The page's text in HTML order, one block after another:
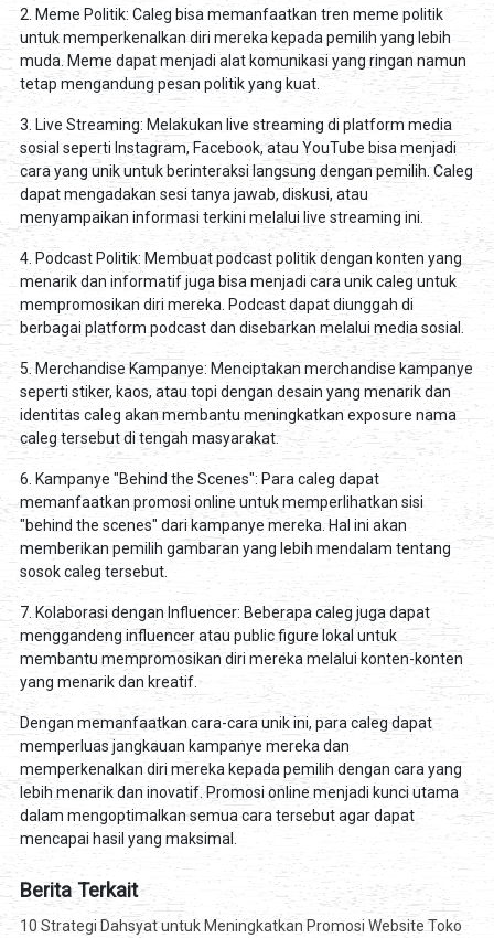
2. Meme Politik: Caleg bisa memanfaatkan tren meme politik
untuk memperkenalkan diri mereka kepada pemilih yang lebih
muda. Meme dapat menjadi alat komunikasi yang ringan namun
tetap mengandung pesan politik yang kuat.
3. Live Streaming: Melakukan live streaming di platform media
sosial seperti Instagram, Facebook, atau YouTube bisa menjadi
cara yang unik untuk berinteraksi langsung dengan pemilih. Caleg
dapat mengadakan sesi tanya jawab, diskusi, atau
menyampaikan informasi terkini melalui live streaming ini.
4. Podcast Politik: Membuat podcast politik dengan konten yang
menarik dan informatif juga bisa menjadi cara unik caleg untuk
mempromosikan diri mereka. Podcast dapat diunggah di
berbagai platform podcast dan disebarkan melalui media sosial.
5. Merchandise Kampanye: Menciptakan merchandise kampanye
seperti stiker, kaos, atau topi dengan desain yang menarik dan
identitas caleg akan membantu meningkatkan exposure nama
caleg tersebut di tengah masyarakat.
6. Kampanye "Behind the Scenes": Para caleg dapat
memanfaatkan promosi online untuk memperlihatkan sisi
"behind the scenes" dari kampanye mereka. Hal ini akan
memberikan pemilih gambaran yang lebih mendalam tentang
sosok caleg tersebut.
7. Kolaborasi dengan Influencer: Beberapa caleg juga dapat
menggandeng influencer atau public figure lokal untuk
membantu mempromosikan diri mereka melalui konten-konten
yang menarik dan kreatif.
Dengan memanfaatkan cara-cara unik ini, para caleg dapat
memperluas jangkauan kampanye mereka dan
memperkenalkan diri mereka kepada pemilih dengan cara yang
lebih menarik dan inovatif. Promosi online menjadi kunci utama
dalam mengoptimalkan semua cara tersebut agar dapat
mencapai hasil yang maksimal.
Berita Terkait
10 Strategi Dahsyat untuk Meningkatkan Promosi Website Toko